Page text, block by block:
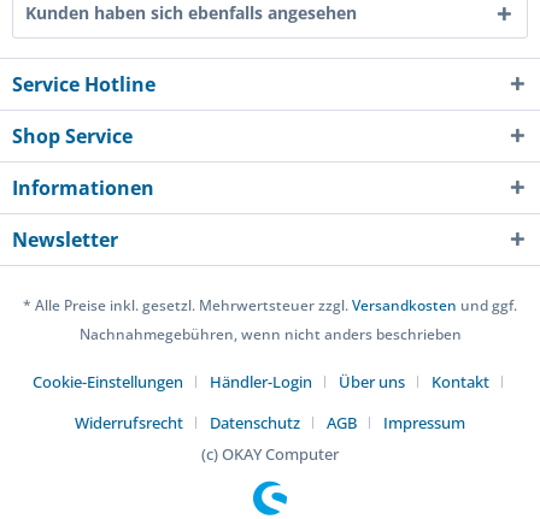
Kunden haben sich ebenfalls angesehen
Service Hotline
Shop Service
Informationen
Newsletter
* Alle Preise inkl. gesetzl. Mehrwertsteuer zzgl.Versandkosten und ggf.
Nachnahmegebühren, wenn nicht anders beschrieben
Cookie-Einstellungen Händler-Login Über uns
Kontakt
Widerrufsrecht
Datenschutz AGB
Impressum
(c) OKAY Computer